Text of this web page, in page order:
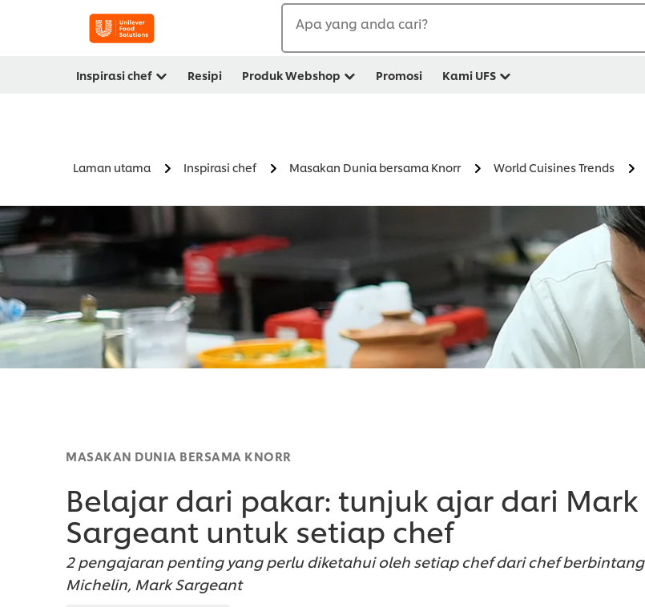
Apa yang anda cari?
Inspirasi chef Resipi Produk Webshop Promosi Kami UFS
Laman utama Inspirasi chef Masakan Dunia bersama Knorr World Cuisines Trends
MASAKAN DUNIA BERSAMA KNORR
Belajar dari pakar: tunjuk ajar dari Mark
Sargeant untuk setiap chef
2 pengajaran penting yang perlu diketahui oleh setiap chef dari chef berbintang
Michelin, Mark Sargeant